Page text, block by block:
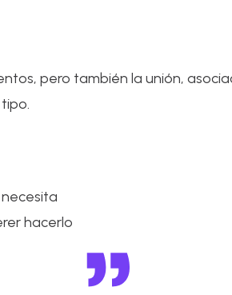
pero también la unión,
hacerlo